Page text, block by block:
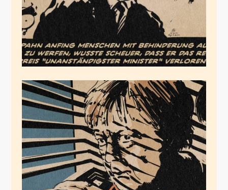
Anstandsisolation